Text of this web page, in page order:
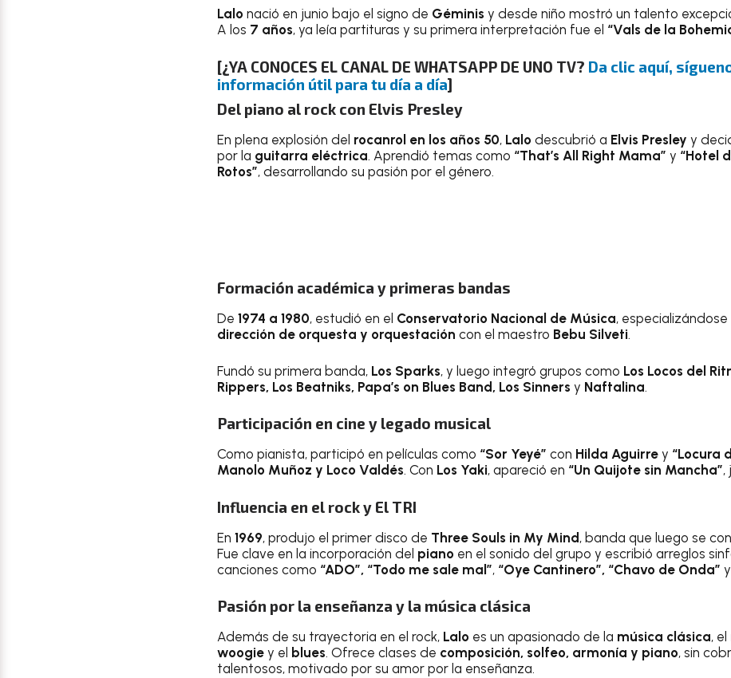
Lalo nació en junio bajo el signo de Géminis y desde niño mostró un talento
A los 7 años, ya leía partituras y su primera interpretación fue el “Vals de la
[¿YA CONOCES EL CANAL DE WHATSAPP DE UNO TV? Da clic aquí,
información útil para tu día a día]
Del piano al rock con Elvis Presley
En plena explosión del rocanrol en los años 50, Lalo descubrió a Elvis Presley y
por la guitarra eléctrica. Aprendió temas como “That’s All Right Mama” y “Hotel
Rotos”, desarrollando su pasión por el género.
Formación académica y primeras bandas
De 1974 a 1980, estudió en el Conservatorio Nacional de Música, especializándose
dirección de orquesta y orquestación con el maestro Bebu Silveti.
Fundó su primera banda, Los Sparks, y luego integró grupos como Los Locos del
Rippers, Los Beatniks, Papa’s on Blues Band, Los Sinners y Naftalina.
Participación en cine y legado musical
Como pianista, participó en películas como “Sor Yeyé” con Hilda Aguirre y “Locura
Manolo Muñoz y Loco Valdés. Con Los Yaki, apareció en “Un Quijote sin Mancha”,
Influencia en el rock y El TRI
En 1969, produjo el primer disco de Three Souls in My Mind, banda que luego se
Fue clave en la incorporación del piano en el sonido del grupo y escribió arreglos
canciones como “ADO”, “Todo me sale mal”, “Oye Cantinero”, “Chavo de Onda” y
Pasión por la enseñanza y la música clásica
Además de su trayectoria en el rock, Lalo es un apasionado de la música clásica, el
woogie y el blues. Ofrece clases de composición, solfeo, armonía y piano, sin
talentosos, motivado por su amor por la enseñanza.